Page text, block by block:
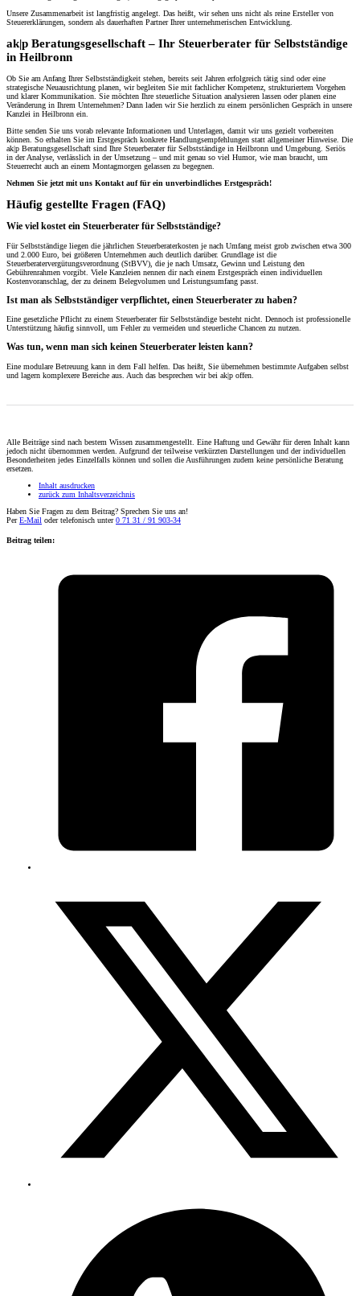
Unsere Zusammenarbeit ist langfristig angelegt. Das heißt, wir sehen uns nicht als reine Ersteller von
Steuererklärungen, sondern als dauerhaften Partner Ihrer unternehmerischen Entwicklung.
ak|p Beratungsgesellschaft – Ihr Steuerberater für Selbstständige
in Heilbronn
Ob Sie am Anfang Ihrer Selbstständigkeit stehen, bereits seit Jahren erfolgreich tätig sind oder eine
strategische Neuausrichtung planen, wir begleiten Sie mit fachlicher Kompetenz, strukturiertem Vorgehen
und klarer Kommunikation. Sie möchten Ihre steuerliche Situation analysieren lassen oder planen eine
Veränderung in Ihrem Unternehmen? Dann laden wir Sie herzlich zu einem persönlichen Gespräch in unsere
Kanzlei in Heilbronn ein.
Bitte senden Sie uns vorab relevante Informationen und Unterlagen, damit wir uns gezielt vorbereiten
können. So erhalten Sie im Erstgespräch konkrete Handlungsempfehlungen statt allgemeiner Hinweise. Die
ak|p Beratungsgesellschaft sind Ihre Steuerberater für Selbstständige in Heilbronn und Umgebung. Seriös
in der Analyse, verlässlich in der Umsetzung – und mit genau so viel Humor, wie man braucht, um
Steuerrecht auch an einem Montagmorgen gelassen zu begegnen.
Nehmen Sie jetzt mit uns Kontakt auf für ein unverbindliches Erstgespräch!
Häufig gestellte Fragen (FAQ)
Wie viel kostet ein Steuerberater für Selbstständige?
Für Selbstständige liegen die jährlichen Steuerberaterkosten je nach Umfang meist grob zwischen etwa 300
und 2.000 Euro, bei größeren Unternehmen auch deutlich darüber. Grundlage ist die
Steuerberatervergütungsverordnung (StBVV), die je nach Umsatz, Gewinn und Leistung den
Gebührenrahmen vorgibt. Viele Kanzleien nennen dir nach einem Erstgespräch einen individuellen
Kostenvoranschlag, der zu deinem Belegvolumen und Leistungsumfang passt.
Ist man als Selbstständiger verpflichtet, einen Steuerberater zu haben?
Eine gesetzliche Pflicht zu einem Steuerberater für Selbstständige besteht nicht. Dennoch ist professionelle
Unterstützung häufig sinnvoll, um Fehler zu vermeiden und steuerliche Chancen zu nutzen.
Was tun, wenn man sich keinen Steuerberater leisten kann?
Eine modulare Betreuung kann in dem Fall helfen. Das heißt, Sie übernehmen bestimmte Aufgaben selbst
und lagern komplexere Bereiche aus. Auch das besprechen wir bei ak|p offen.
Alle Beiträge sind nach bestem Wissen zusammengestellt. Eine Haftung und Gewähr für deren Inhalt kann
jedoch nicht übernommen werden. Aufgrund der teilweise verkürzten Darstellungen und der individuellen
Besonderheiten jedes Einzelfalls können und sollen die Ausführungen zudem keine persönliche Beratung
ersetzen.
Inhalt ausdrucken
zurück zum Inhaltsverzeichnis
Haben Sie Fragen zu dem Beitrag? Sprechen Sie uns an!
PerE-Mail oder telefonisch unter0 71 31 / 91 903-34
Beitrag teilen: